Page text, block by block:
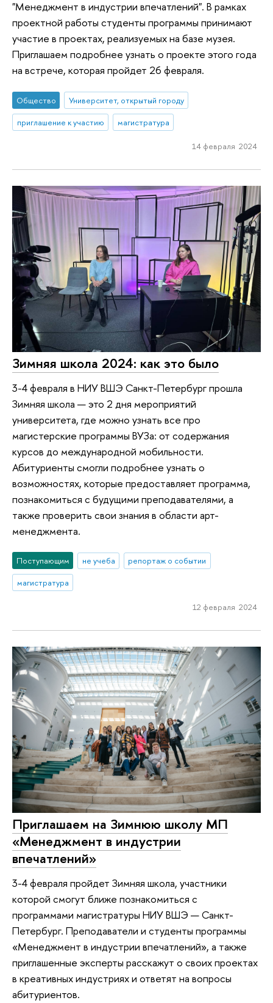
"Менеджмент в индустрии впечатлений". В рамках
проектной работы студенты программы принимают
участие в проектах, реализуемых на базе музея.
Приглашаем подробнее узнать о проекте этого года
на встрече, которая пройдет 26 февраля.
Общество
Университет, открытый городу
приглашение к участию
магистратура
14 февраля 2024
Зимняя школа 2024: как это было
3-4 февраля в НИУ ВШЭ Санкт-Петербург прошла
Зимняя школа — это 2 дня мероприятий
университета, где можно узнать все про
магистерские программы ВУЗа: от содержания
курсов до международной мобильности.
Абитуриенты смогли подробнее узнать о
возможностях, которые предоставляет программа,
познакомиться с будущими преподавателями, а
также проверить свои знания в области арт-
менеджмента.
Поступающим не учеба
репортаж о событии
магистратура
12 февраля 2024
Приглашаем на Зимнюю школу МП
«Менеджмент в индустрии
впечатлений»
3-4 февраля пройдет Зимняя школа, участники
которой смогут ближе познакомиться с
программами магистратуры НИУ ВШЭ — Санкт-
Петербург. Преподаватели и студенты программы
«Менеджмент в индустрии впечатлений», а также
приглашенные эксперты расскажут о своих проектах
в креативных индустриях и ответят на вопросы
абитуриентов.